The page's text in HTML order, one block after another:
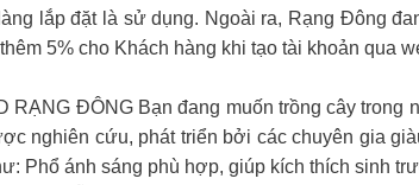
lắp đặt là sử dụng. Ngoài ra, Rạng Đông
5% cho Khách hàng khi tạo tài khoản qua
ĐÔNG Bạn đang muốn trồng cây trong
nghiên cứu, phát triển bởi các chuyên gia
Phổ ánh sáng phù hợp, giúp kích thích sinh